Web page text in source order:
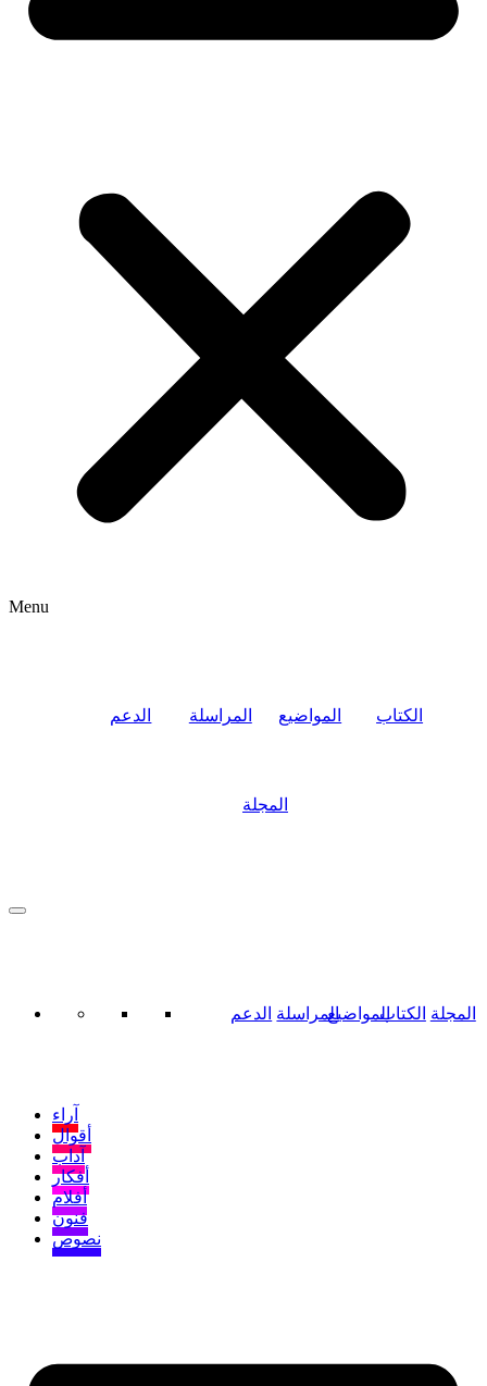
Menu
الدعم المراسلة المواضيع الكتاب
المجلة
الدعم المراسلةالمواضيعالكتاب المجلة
آراء
أقوال
آداب
أفكار
أفلام
فنون
نصوص